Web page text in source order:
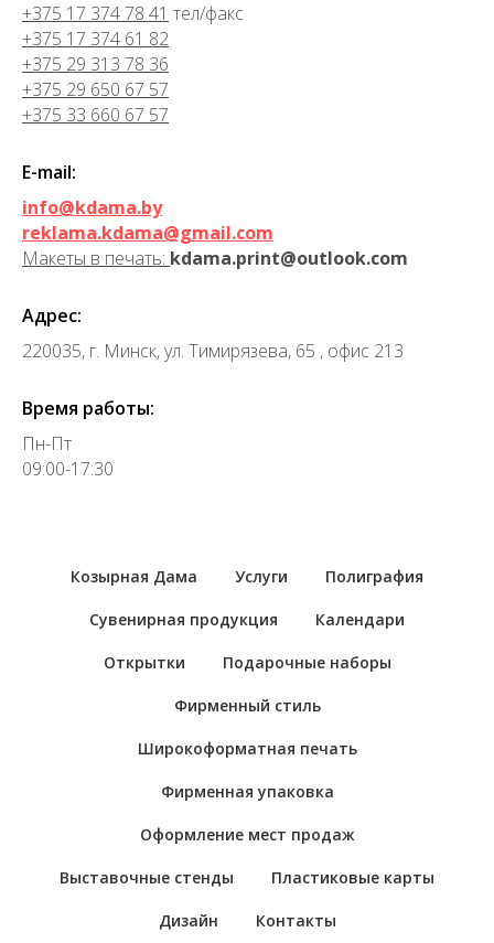
+375 17 374 78 41 тел/факс
+375 17 374 61 82
+375 29 313 78 36
+375 29 650 67 57
+375 33 660 67 57
E-mail:
info@kdama.by
reklama.kdama@gmail.com
Макеты в печать: kdama.print@outlook.com
Адрес:
220035, г. Минск, ул. Тимирязева, 65 , офис 213
Время работы:
Пн-Пт
09:00-17:30
Козырная Дама Услуги Полиграфия
Сувенирная продукция Календари
Открытки Подарочные наборы
Фирменный стиль
Широкоформатная печать
Фирменная упаковка
Оформление мест продаж
Выставочные стенды Пластиковые карты
Дизайн Контакты